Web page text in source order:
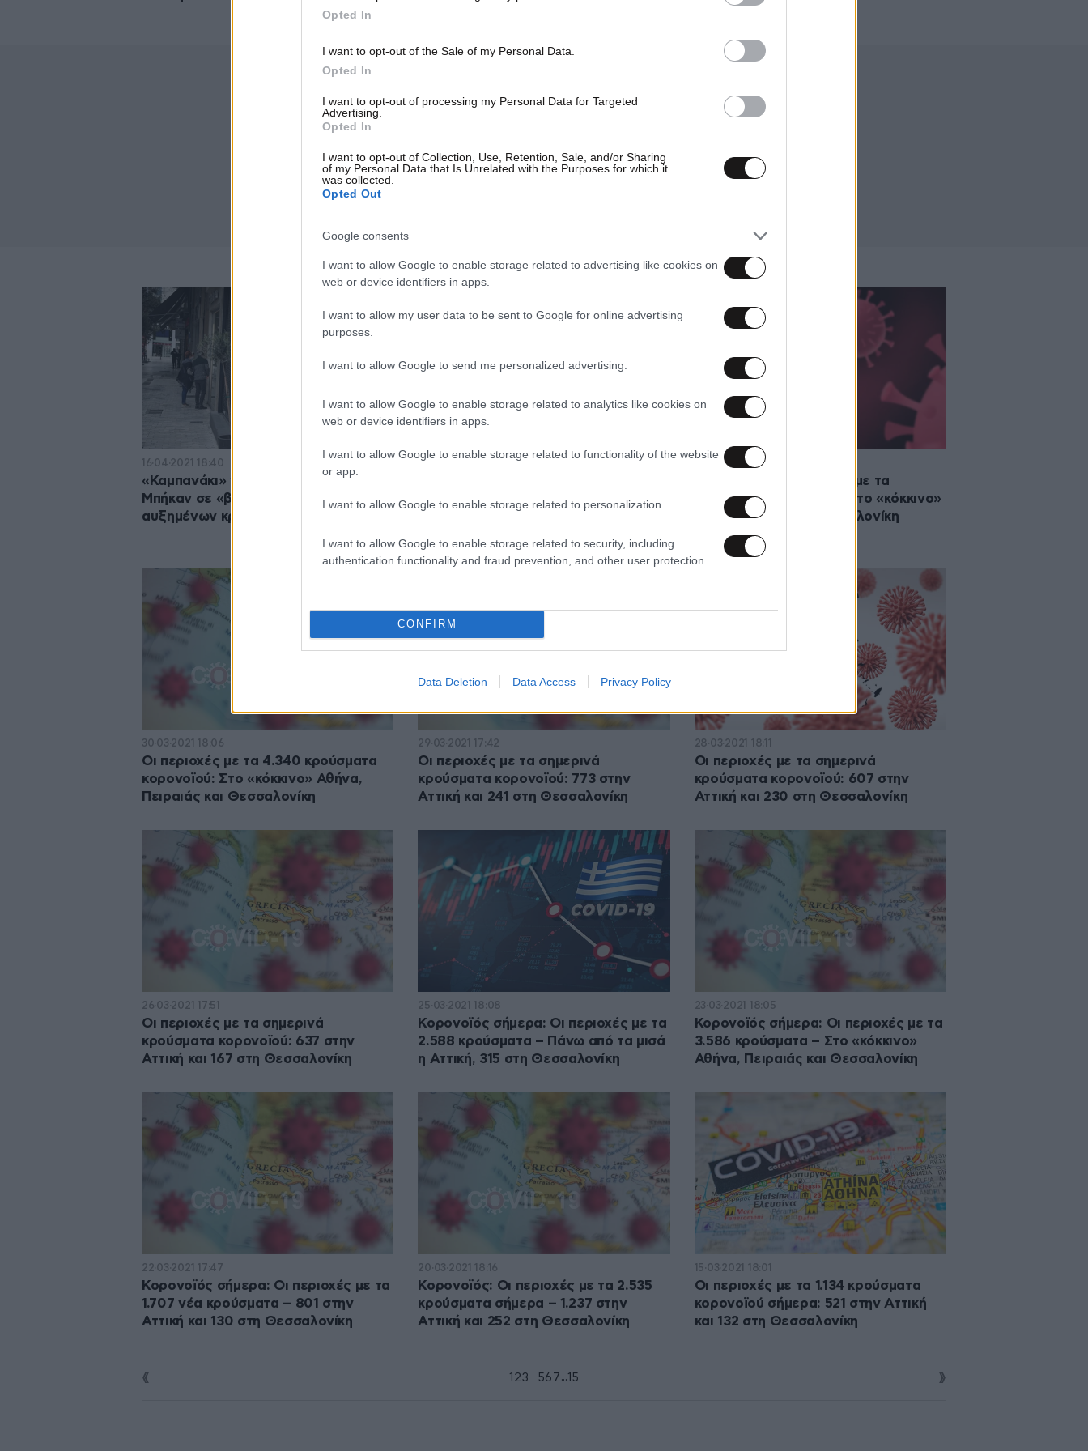
Opted In
I want to opt-out of the Sale of my Personal Data.
Opted In
I want to opt-out of processing my Personal Data for Targeted
Advertising.
Opted In
I want to opt-out of Collection, Use, Retention, Sale, and/or Sharing
of my Personal Data that Is Unrelated with the Purposes for which it
was collected.
Opted Out
Google consents
I want to allow Google to enable storage related to advertising like cookies on
web or device identifiers in apps.
I want to allow my user data to be sent to Google for online advertising
purposes.
I want to allow Google to send me personalized advertising.
I want to allow Google to enable storage related to analytics like cookies on
web or device identifiers in apps.
I want to allow Google to enable storage related to functionality of the website
or app.
I want to allow Google to enable storage related to personalization.
I want to allow Google to enable storage related to security, including
authentication functionality and fraud prevention, and other user protection.
CONFIRM
Data Deletion Data Access Privacy Policy
16·04·2021 18:40
«Καμπανάκι» για 11 περιοχές –
Μπήκαν σε «βαθύ» κόκκινο λόγω
αυξημένων κρουσμάτων
12·04·2021 18:20
κρούσματα κορονοϊού: 716 στην
03·04·2021 18:19
Κορονοϊός: Οι περιοχές με τα
σημερινά κρούσματα – Στο «κόκκινο»
η Αττική, 383 στη Θεσσαλονίκη
30·03·2021 18:06
Οι περιοχές με τα 4.340 κρούσματα
κορονοϊού: Στο «κόκκινο» Αθήνα,
Πειραιάς και Θεσσαλονίκη
29·03·2021 17:42
Οι περιοχές με τα σημερινά
κρούσματα κορονοϊού: 773 στην
Αττική και 241 στη Θεσσαλονίκη
28·03·2021 18:11
Οι περιοχές με τα σημερινά
κρούσματα κορονοϊού: 607 στην
Αττική και 230 στη Θεσσαλονίκη
26·03·2021 17:51
Οι περιοχές με τα σημερινά
κρούσματα κορονοϊού: 637 στην
Αττική και 167 στη Θεσσαλονίκη
25·03·2021 18:08
Κορονοϊός σήμερα: Οι περιοχές με τα
2.588 κρούσματα – Πάνω από τα μισά
η Αττική, 315 στη Θεσσαλονίκη
23·03·2021 18:05
Κορονοϊός σήμερα: Οι περιοχές με τα
3.586 κρούσματα – Στο «κόκκινο»
Αθήνα, Πειραιάς και Θεσσαλονίκη
22·03·2021 17:47
Κορονοϊός σήμερα: Οι περιοχές με τα
1.707 νέα κρούσματα – 801 στην
Αττική και 130 στη Θεσσαλονίκη
20·03·2021 18:16
Κορονοϊός: Οι περιοχές με τα 2.535
κρούσματα σήμερα – 1.237 στην
Αττική και 252 στη Θεσσαλονίκη
15·03·2021 18:01
Οι περιοχές με τα 1.134 κρούσματα
κορονοϊού σήμερα: 521 στην Αττική
και 132 στη Θεσσαλονίκη
1 23 56 7 ...15